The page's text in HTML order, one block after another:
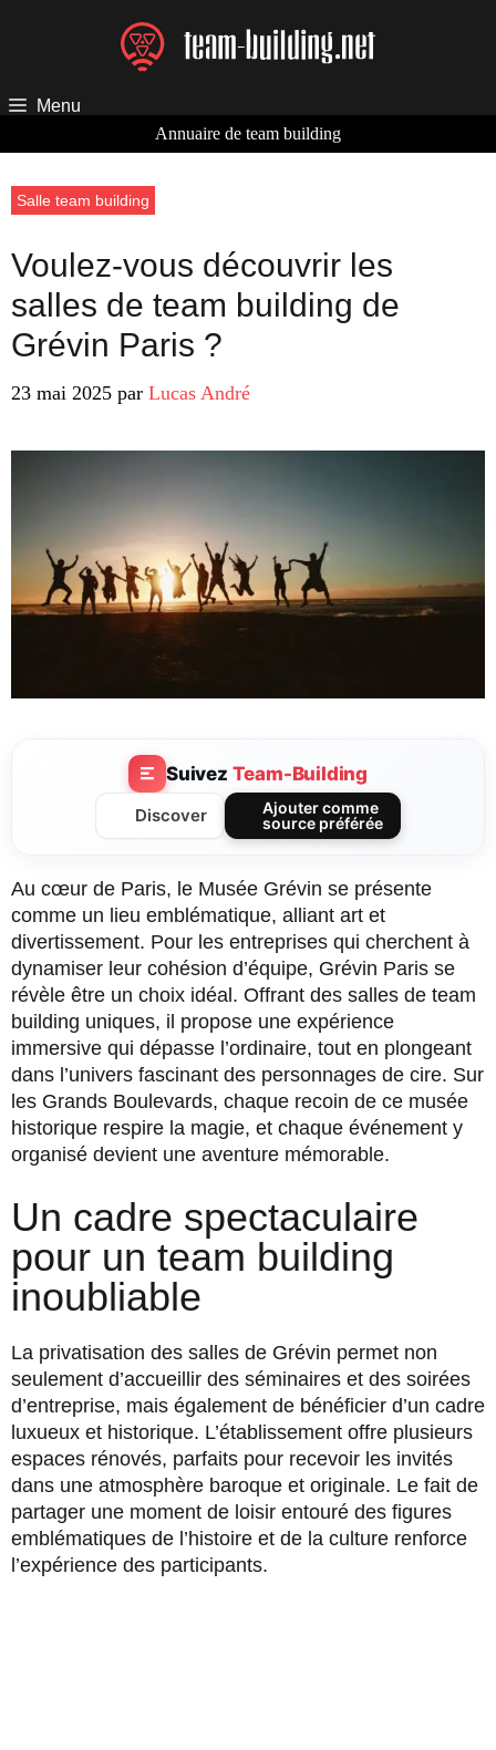
Menu
Annuaire de team building
Salle team building
Voulez-vous découvrir les
salles de team building de
Grévin Paris ?
23 mai 2025 par Lucas André
Suivez Team-Building
Discover
Ajouter comme
source préférée
Au cœur de Paris, le Musée Grévin se présente
comme un lieu emblématique, alliant art et
divertissement. Pour les entreprises qui cherchent à
dynamiser leur cohésion d’équipe, Grévin Paris se
révèle être un choix idéal. Offrant des salles de team
building uniques, il propose une expérience
immersive qui dépasse l’ordinaire, tout en plongeant
dans l’univers fascinant des personnages de cire. Sur
les Grands Boulevards, chaque recoin de ce musée
historique respire la magie, et chaque événement y
organisé devient une aventure mémorable.
Un cadre spectaculaire
pour un team building
inoubliable
La privatisation des salles de Grévin permet non
seulement d’accueillir des séminaires et des soirées
d’entreprise, mais également de bénéficier d’un cadre
luxueux et historique. L’établissement offre plusieurs
espaces rénovés, parfaits pour recevoir les invités
dans une atmosphère baroque et originale. Le fait de
partager une moment de loisir entouré des figures
emblématiques de l’histoire et de la culture renforce
l’expérience des participants.